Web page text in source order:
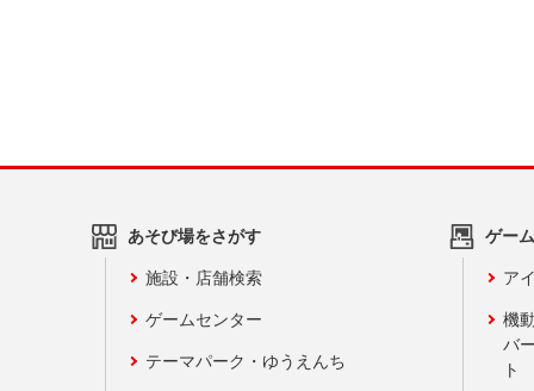
あそび場をさがす
施設・店舗検索
ゲームセンター
テーマパーク・ゆうえんち
ゲー
ア
機
バ
ト